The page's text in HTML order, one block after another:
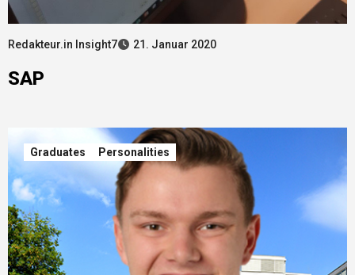
Redakteur.in Insight7 21. Januar 2020
SAP
Graduates Personalities